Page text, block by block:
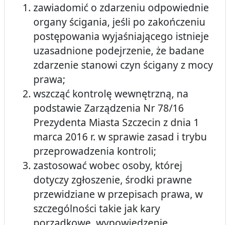
zawiadomić o zdarzeniu odpowiednie
organy ścigania, jeśli po zakończeniu
postępowania wyjaśniającego istnieje
uzasadnione podejrzenie, że badane
zdarzenie stanowi czyn ścigany z mocy
prawa;
wszcząć kontrolę wewnętrzną, na
podstawie Zarządzenia Nr 78/16
Prezydenta Miasta Szczecin z dnia 1
marca 2016 r. w sprawie zasad i trybu
przeprowadzenia kontroli;
zastosować wobec osoby, której
dotyczy zgłoszenie, środki prawne
przewidziane w przepisach prawa, w
szczególności takie jak kary